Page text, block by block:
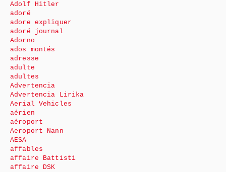
Adolf Hitler
adoré
adore expliquer
adoré journal
Adorno
ados montés
adresse
adulte
adultes
Advertencia
Advertencia Lirika
Aerial Vehicles
aérien
aéroport
Aeroport Nann
AESA
affables
affaire Battisti
affaire DSK